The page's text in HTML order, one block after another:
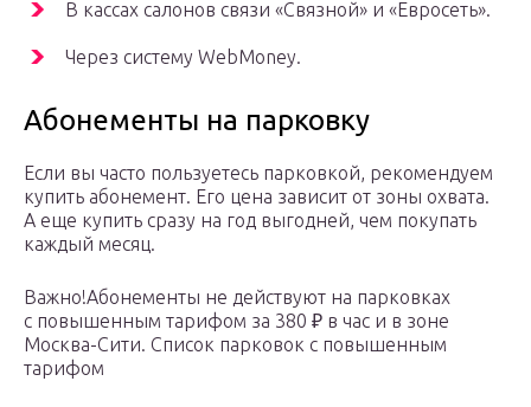
В кассах салонов связи «Связной» и «Евросеть».
Через систему WebMoney.
Абонементы на парковку
Если вы часто пользуетесь парковкой, рекомендуем
купить абонемент. Его цена зависит от зоны охвата.
А еще купить сразу на год выгодней, чем покупать
каждый месяц.
Важно!Абонементы не действуют на парковках
с повышенным тарифом за 380 ₽ в час и в зоне
Москва-Сити. Список парковок с повышенным
тарифом